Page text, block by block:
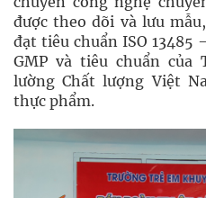
được theo dõi và lưu
đạt tiêu chuẩn ISO 13485
GMP và tiêu chuẩn của
lường Chất lượng Việt
thực phẩm.